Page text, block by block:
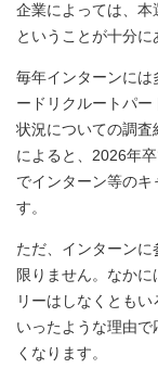
企業によっては、本
ということが十分に
毎年インターンには
ードリクルートパ
状況についての調査
によると、2026年
でインターン等の
す。
ただ、インターン
限りません。なか
リーはしなくとも
いったような理由
くなります。